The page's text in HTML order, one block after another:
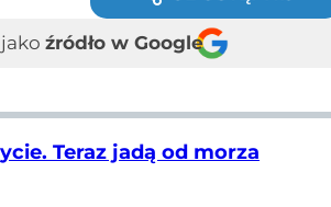
źródło w Google
Teraz jadą od morza